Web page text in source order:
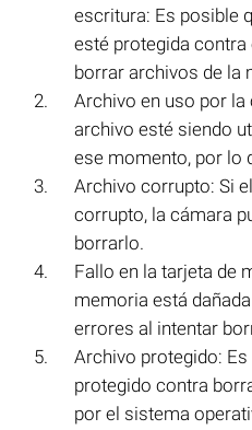
escritura: Es posible
esté protegida
borrar archivos de la
Archivo en uso por la
archivo esté siendo
ese momento, por lo
Archivo corrupto: Si
corrupto, la cámara
borrarlo.
Fallo en la tarjeta de
memoria está
errores al intentar
Archivo protegido:
protegido contra
por el sistema